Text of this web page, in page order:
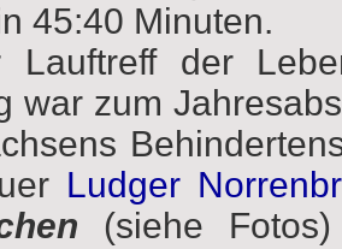
45:40 Minuten.
Lauftreff der
war zum
Ludger
(siehe